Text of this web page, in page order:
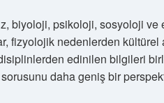
biyoloji, psikoloji, sosyoloji ve
fizyolojik nedenlerden
edinilen bilgileri
sorusunu daha geniş bir